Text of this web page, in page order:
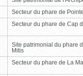
Secteur du phare de
Secteur du phare de Cap
Site patrimonial du phare
Mitis
Secteur du phare de La